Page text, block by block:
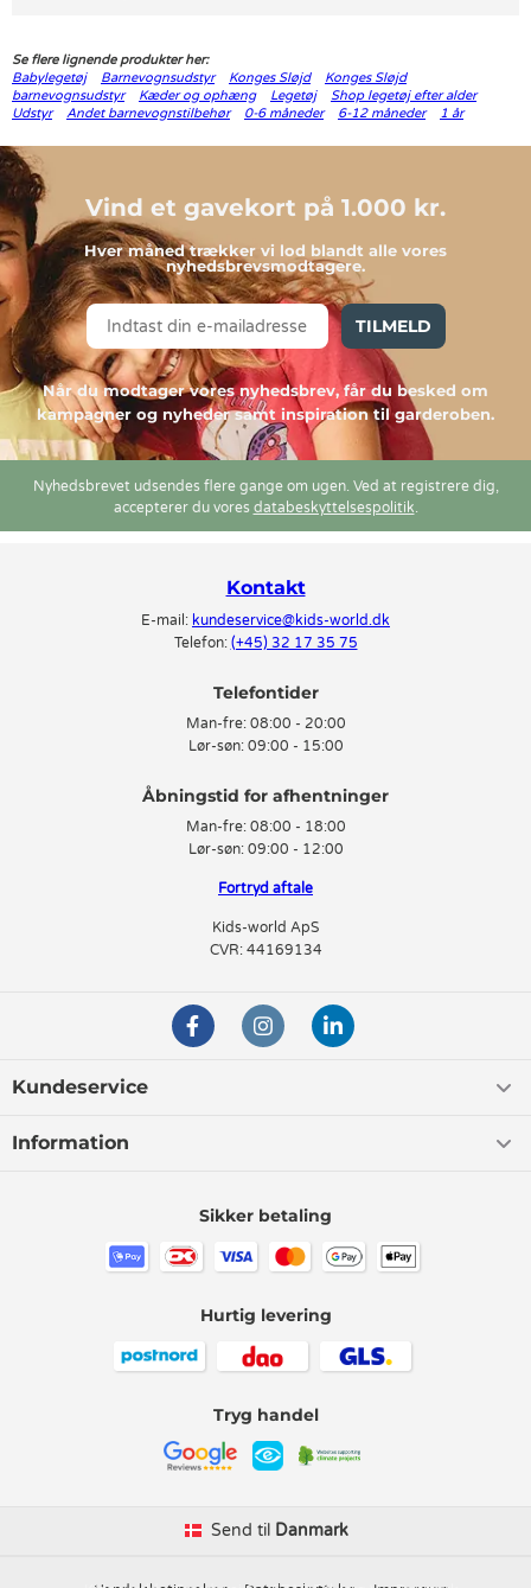
Se flere lignende produkter her:
Babylegetøj
Barnevognsudstyr Konges Sløjd
Konges Sløjd
barnevognsudstyr
Kæder og ophæng Legetøj
Shop legetøj efter alder
Udstyr
Andet barnevognstilbehør 0-6 måneder 6-12 måneder 1 år
Vind et gavekort på 1.000 kr.
Hver måned trækker vi lod blandt alle vores
nyhedsbrevsmodtagere.
TILMELD
Når du modtager vores nyhedsbrev, får du besked om
kampagner og nyheder samt inspiration til garderoben.
Nyhedsbrevet udsendes flere gange om ugen. Ved at registrere dig,
accepterer du vores databeskyttelsespolitik.
Kontakt
E-mail: kundeservice@kids-world.dk
Telefon: (+45) 32 17 35 75
Telefontider
Man-fre: 08:00 - 20:00
Lør-søn: 09:00 - 15:00
Man-fre: 08:00 - 18:00
Lør-søn: 09:00 - 12:00
Fortryd aftale
Kids-world ApS
CVR: 44169134
Kundeservice
Information
Send til Danmark
Sikker betaling
Hurtig levering
Tryg handel